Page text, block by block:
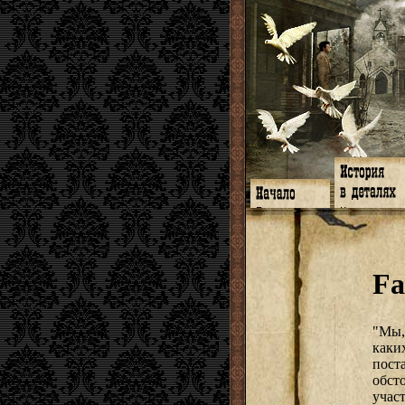
Главная
Программа
Форум
Facebook
Гостевая
Книги
Галереи
Музыка
Видео
Субтитры
Заметки
Мысли
"Мы,